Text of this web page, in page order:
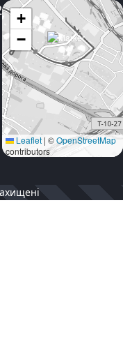
+
−
Leaflet | ©OpenStreetMap
contributors